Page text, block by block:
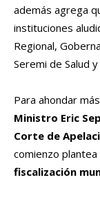
además agrega
instituciones
Regional,
Seremi de Salud
Para ahondar
Ministro Eric
Corte de
comienzo plantea
fiscalización